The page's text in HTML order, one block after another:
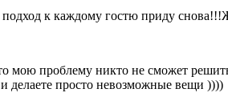
к каждому гостю приду
мою проблему никто не сможет
делаете просто невозможные вещи ))))